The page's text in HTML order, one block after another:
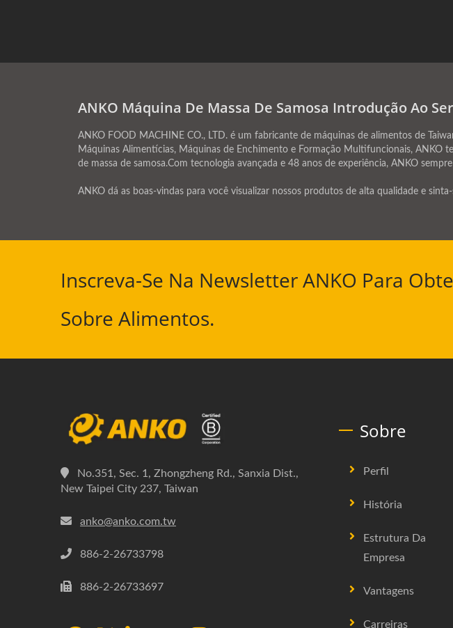
ANKO Máquina De Massa De Samosa Introdução Ao
ANKO FOOD MACHINE CO., LTD. é um fabricante de máquinas de alimentos de
Máquinas Alimentícias, Máquinas de Enchimento e Formação Multifuncionais, ANKO
de massa de samosa.Com tecnologia avançada e 48 anos de experiência, ANKO
ANKO dá as boas-vindas para você visualizar nossos produtos de alta qualidade e
Inscreva-Se Na Newsletter ANKO Para
Sobre Alimentos.
No.351, Sec. 1, Zhongzheng Rd., Sanxia Dist.,
New Taipei City 237, Taiwan
anko@anko.com.tw
886-2-26733798
886-2-26733697
Sobre
Perfil
História
Estrutura Da
Empresa
Vantagens
Carreiras